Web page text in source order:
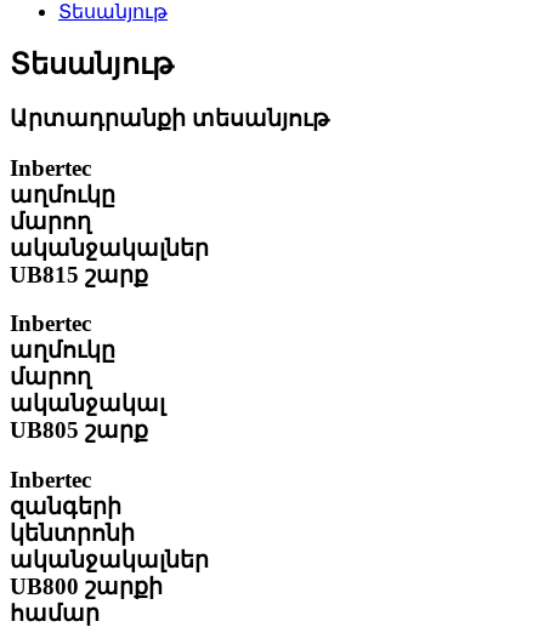
Տեսանյութ
Տեսանյութ
Արտադրանքի տեսանյութ
Inbertec
աղմուկը
մարող
ականջակալներ
UB815 շարք
Inbertec
աղմուկը
մարող
ականջակալ
UB805 շարք
Inbertec
զանգերի
կենտրոնի
ականջակալներ
UB800 շարքի
համար